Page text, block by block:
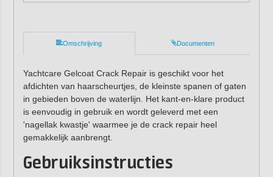
Omschrijving Documenten
Yachtcare Gelcoat Crack Repair is geschikt voor het
afdichten van haarscheurtjes, de kleinste spanen of gaten
in gebieden boven de waterlijn. Het kant-en-klare product
is eenvoudig in gebruik en wordt geleverd met een
'nagellak kwastje' waarmee je de crack repair heel
gemakkelijk aanbrengt.
Gebruiksinstructies